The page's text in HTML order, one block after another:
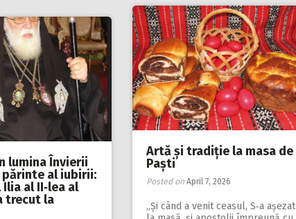
Artă și tradiție la masa de
Paști
Posted on April 7, 2026
„Și când a venit ceasul, S‑a așezat
lumina Învierii
părinte al iubirii:
al II‑lea al
trecut la